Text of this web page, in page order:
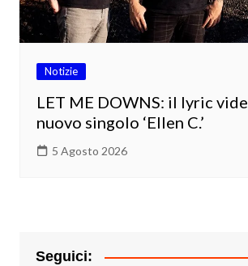
Notizie
LET ME DOWNS: il lyric
nuovo singolo ‘Ellen C.’
5 Agosto 2026
Seguici: